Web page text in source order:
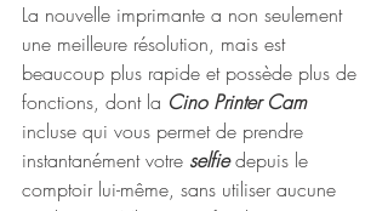
La nouvelle imprimante a non seulement
une meilleure résolution, mais est
beaucoup plus rapide et possède plus de
fonctions, dont la Cino Printer Cam
incluse qui vous permet de prendre
instantanément votre selfie depuis le
comptoir lui-même, sans utiliser aucune